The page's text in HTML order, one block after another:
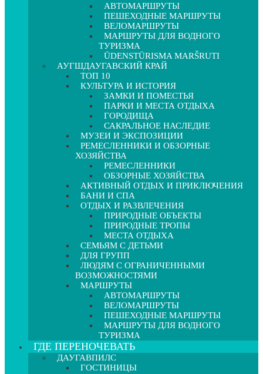
АВТОМАРШРУТЫ
ПЕШЕХОДНЫЕ МАРШРУТЫ
ВЕЛОМАРШРУТЫ
МАРШРУТЫ ДЛЯ ВОДНОГО
ТУРИЗМА
ŪDENSTŪRISMA MARŠRUTI
АУГШДАУГАВСКИЙ КРАЙ
ТОП 10
КУЛЬТУРА И ИСТОРИЯ
ЗАМКИ И ПОМЕСТЬЯ
ПАРКИ И МЕСТА ОТДЫХА
ГОРОДИЩА
САКРАЛЬНОЕ НАСЛЕДИЕ
МУЗЕИ И ЭКСПОЗИЦИИ
РЕМЕСЛЕННИКИ И ОБЗОРНЫЕ
ХОЗЯЙСТВА
РЕМЕСЛЕННИКИ
ОБЗОРНЫЕ ХОЗЯЙСТВА
АКТИВНЫЙ ОТДЫХ И ПРИКЛЮЧЕНИЯ
БАНИ И СПА
ОТДЫХ И РАЗВЛЕЧЕНИЯ
ПРИРОДНЫЕ ОБЪЕКТЫ
ПРИРОДНЫЕ ТРОПЫ
МЕСТА ОТДЫХА
СЕМЬЯМ С ДЕТЬМИ
ДЛЯ ГРУПП
ЛЮДЯМ С ОГРАНИЧЕННЫМИ
ВОЗМОЖНОСТЯМИ
МАРШРУТЫ
АВТОМАРШРУТЫ
ВЕЛОМАРШРУТЫ
ПЕШЕХОДНЫЕ МАРШРУТЫ
МАРШРУТЫ ДЛЯ ВОДНОГО
ТУРИЗМА
ГДЕ ПЕРЕНОЧЕВАТЬ
ДАУГАВПИЛС
ГОСТИНИЦЫ